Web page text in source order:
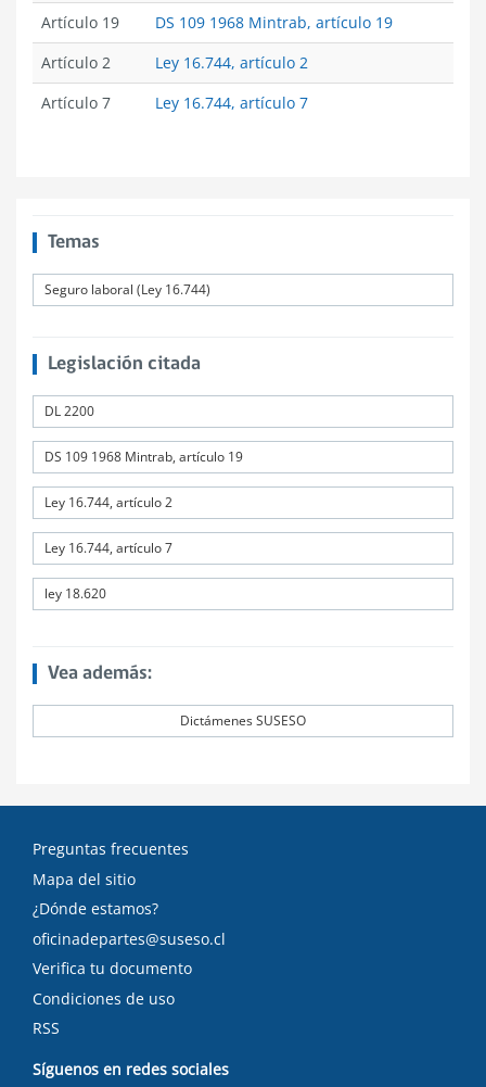
Artículo 19
DS 109 1968 Mintrab, artículo 19
Artículo 2
Ley 16.744, artículo 2
Artículo 7
Ley 16.744, artículo 7
Temas
Seguro laboral (Ley 16.744)
Legislación citada
DL 2200
DS 109 1968 Mintrab, artículo 19
Ley 16.744, artículo 2
Ley 16.744, artículo 7
ley 18.620
Vea además:
Dictámenes SUSESO
Preguntas frecuentes
Mapa del sitio
¿Dónde estamos?
oficinadepartes@suseso.cl
Verifica tu documento
Condiciones de uso
RSS
Síguenos en redes sociales